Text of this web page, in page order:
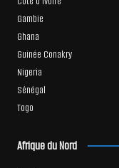
Gambie
Ghana
Guinée Conakry
Nigeria
Sénégal
Togo
Afrique du Nord